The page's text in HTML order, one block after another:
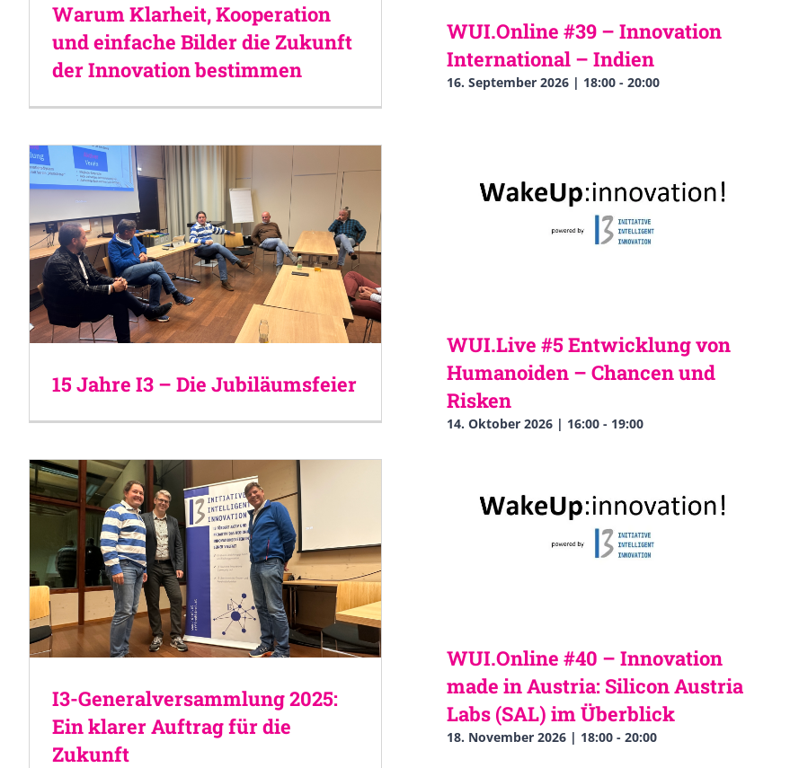
Warum Klarheit, Kooperation
und einfache Bilder die Zukunft
der Innovation bestimmen
15 Jahre I3 – Die Jubiläumsfeier
I3-Generalversammlung 2025:
Ein klarer Auftrag für die
Zukunft
WUI.Online #39 – Innovation
International – Indien
16. September 2026 | 18:00- 20:00
WUI.Live #5 Entwicklung von
Humanoiden – Chancen und
Risken
14. Oktober 2026 | 16:00- 19:00
WUI.Online #40 – Innovation
made in Austria: Silicon Austria
Labs (SAL) im Überblick
18. November 2026 | 18:00- 20:00